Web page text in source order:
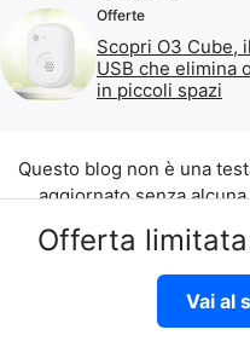
Offerta
Vai al
Offerte
Scopri O3 Cube,
USB che elimina
in piccoli spazi
Questo blog non è una
aggiornato senza
considerarsi un prodotto
del
©2026 di Aliados Srl C.da
(PA)
Disclaimer